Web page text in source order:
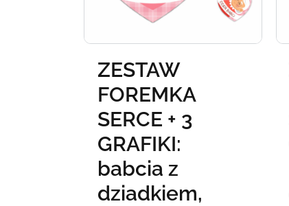
ZESTAW
FOREMKA
SERCE + 3
GRAFIKI:
babcia z
dziadkiem,